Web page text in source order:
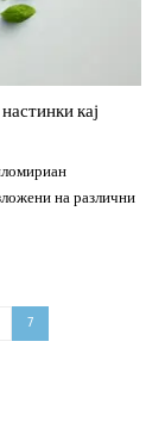
кај
на различни
7